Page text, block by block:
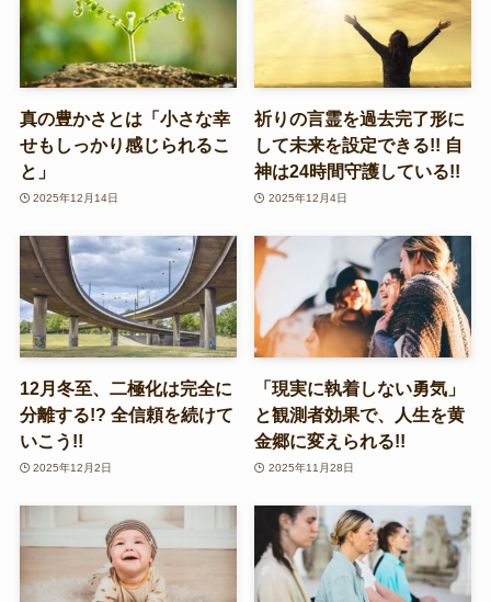
真の豊かさとは「小さな幸
せもしっかり感じられるこ
と」
2025年12月14日
祈りの言霊を過去完了形に
して未来を設定できる!! 自
神は24時間守護している!!
2025年12月4日
12月冬至、二極化は完全に
分離する!? 全信頼を続けて
いこう!!
2025年12月2日
「現実に執着しない勇気」
と観測者効果で、人生を黄
金郷に変えられる!!
2025年11月28日